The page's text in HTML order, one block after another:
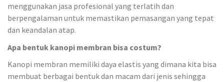
menggunakan jasa profesional yang terlatih dan
berpengalaman untuk memastikan pemasangan yang tepat
dan keandalan atap.
Apa bentuk kanopi membran bisa costum?
Kanopi membran memiliki daya elastis yang dimana kita bisa
membuat berbagai bentuk dan macam dari jenis sehingga